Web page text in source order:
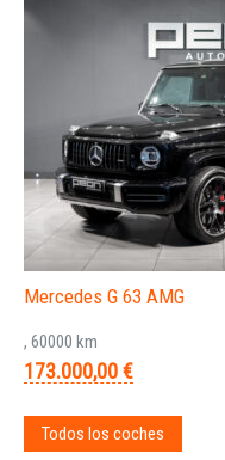
Mercedes G 63 AMG
, 60000 km
173.000,00 €
Todos los coches